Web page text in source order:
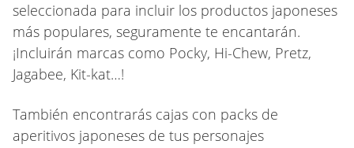
seleccionada para incluir los productos japoneses
más populares, seguramente te encantarán.
¡Incluirán marcas como Pocky, Hi-Chew, Pretz,
Jagabee, Kit-kat…!
También encontrarás cajas con packs de
aperitivos japoneses de tus personajes